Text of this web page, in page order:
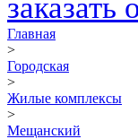
заказать
Главная
>
Городская
>
Жилые комплексы
>
Мещанский